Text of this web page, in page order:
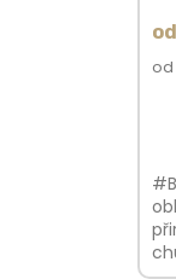
od
od